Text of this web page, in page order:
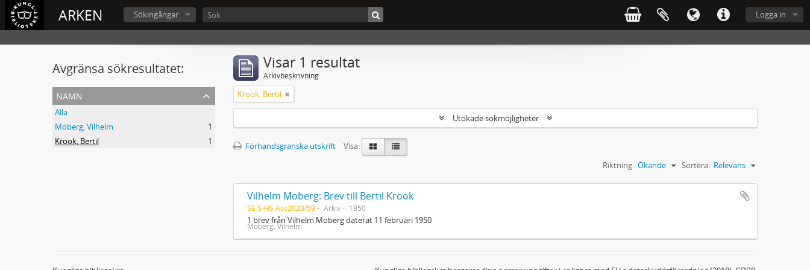
ARKEN Logga in
Sökingångar
Avgränsa sökresultatet:
namn
Alla
Moberg, Vilhelm
1
Krook, Bertil
1
Visar 1 resultat
Arkivbeskrivning
Krook, Bertil
Utökade sökmöjligheter
Förhandsgranska utskrift
Visa:
Sortera: Relevans
Riktning: Ökande
Vilhelm Moberg: Brev till Bertil Krook
SE S-HS Acc2020/59 Arkiv 1950
1 brev från Vilhelm Moberg daterat 11 februari 1950
Moberg, Vilhelm